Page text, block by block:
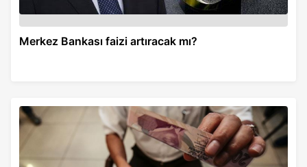
Merkez Bankası faizi artıracak mı?